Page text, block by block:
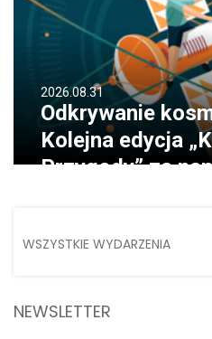
2026.08.31
Odkrywanie
Kolejna edycja
Przygody” za
WSZYSTKIE WYDARZENIA
NEWSLETTER